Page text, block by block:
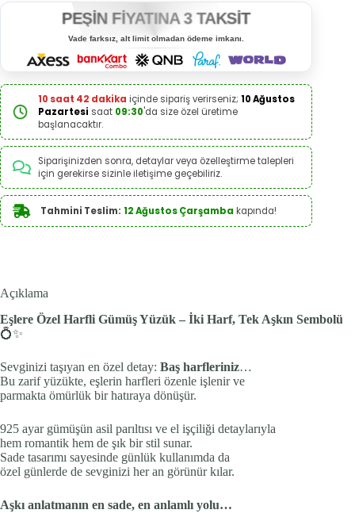
PEŞİN FİYATINA 3 TAKSİT
Vade farksız, alt limit olmadan ödeme imkanı.
10 saat 42 dakika içinde sipariş verirseniz; 10 Ağustos
Pazartesi saat 09:30'da size özel üretime
başlanacaktır.
Siparişinizden sonra, detaylar veya özelleştirme talepleri
için gerekirse sizinle iletişime geçebiliriz.
Tahmini Teslim: 12 Ağustos Çarşamba kapında!
Açıklama
Eşlere Özel Harfli Gümüş Yüzük – İki Harf, Tek Aşkın Sembolü
💍✨
Sevginizi taşıyan en özel detay: Baş harfleriniz…
Bu zarif yüzükte, eşlerin harfleri özenle işlenir ve
parmakta ömürlük bir hatıraya dönüşür.
925 ayar gümüşün asil parıltısı ve el işçiliği detaylarıyla
hem romantik hem de şık bir stil sunar.
Sade tasarımı sayesinde günlük kullanımda da
özel günlerde de sevginizi her an görünür kılar.
Aşkı anlatmanın en sade, en anlamlı yolu…